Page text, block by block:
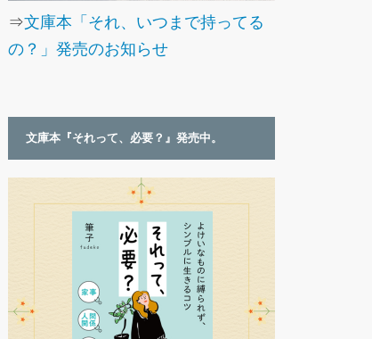
⇒文庫本「それ、いつまで持ってる
の？」発売のお知らせ
文庫本『それって、必要？』発売中。